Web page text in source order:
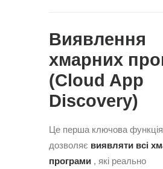
Виявлення
хмарних
(Cloud App
Discovery)
Це перша ключова
дозволяє виявляти всі
програми , які реально